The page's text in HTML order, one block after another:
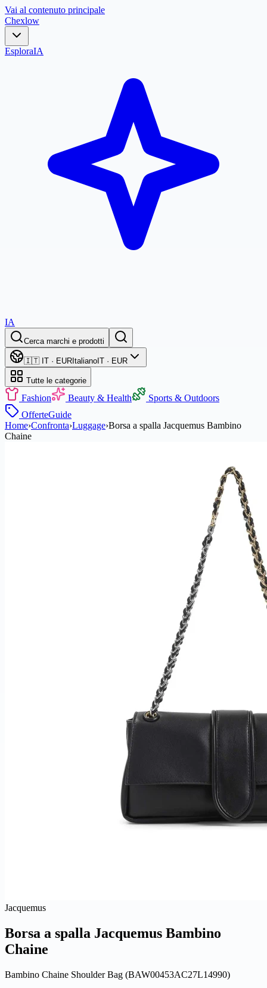
Vai al contenuto principale
Chexlow
EsploraIA
IA
Cerca marchi e prodotti
🇮🇹 IT · EUR Italiano IT · EUR
Tutte le categorie
Fashion Beauty & Health
Sports & Outdoors
OfferteGuide
Home›Confronta›Luggage›Borsa a spalla Jacquemus Bambino
Chaine
Jacquemus
Borsa a spalla Jacquemus Bambino
Chaine
Bambino Chaine Shoulder Bag (BAW00453AC27L14990)